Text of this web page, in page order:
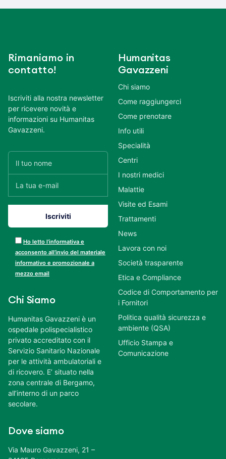
Rimaniamo in
contatto!
Iscriviti alla nostra newsletter
per ricevere novità e
informazioni su Humanitas
Gavazzeni.
Ho letto l’informativa e
acconsento all’invio del materiale
informativo e promozionale a
mezzo email
Chi Siamo
Humanitas Gavazzeni è un
ospedale polispecialistico
privato accreditato con il
Servizio Sanitario Nazionale
per le attività ambulatoriali e
di ricovero. E’ situato nella
zona centrale di Bergamo,
all’interno di un parco
secolare.
Dove siamo
Via Mauro Gavazzeni, 21 –
Humanitas
Gavazzeni
Chi siamo
Come raggiungerci
Come prenotare
Info utili
Specialità
Centri
I nostri medici
Malattie
Visite ed Esami
Trattamenti
News
Lavora con noi
Società trasparente
Etica e Compliance
Codice di Comportamento per
i Fornitori
Politica qualità sicurezza e
ambiente (QSA)
Ufficio Stampa e
Comunicazione